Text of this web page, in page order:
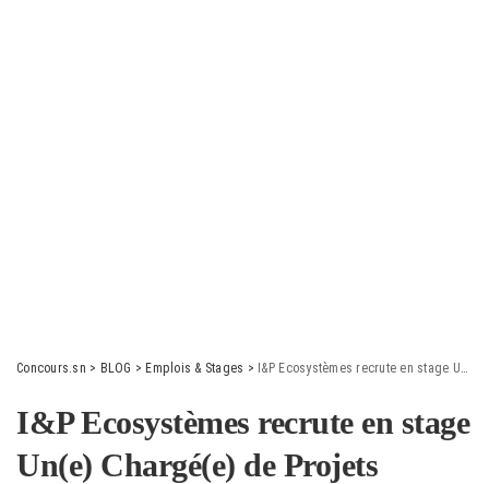
Concours.sn > BLOG > Emplois & Stages > I&P Ecosystèmes recrute en stage Un(e) Chargé(e) de Projets Junior
I&P Ecosystèmes recrute en stage
Un(e) Chargé(e) de Projets